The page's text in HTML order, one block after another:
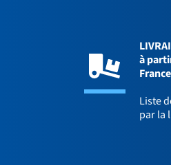
à
France
Liste
par la